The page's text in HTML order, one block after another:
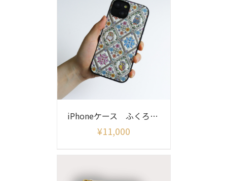
iPhoneケース ふくろうサンライズ
¥11,000